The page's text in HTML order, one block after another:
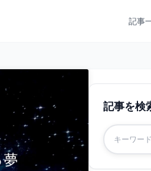
記事
記事を検